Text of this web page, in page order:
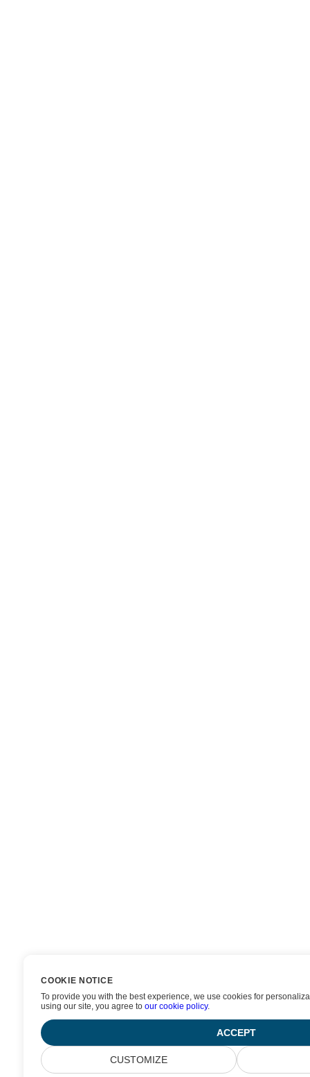
COOKIE NOTICE
To provide you with the best experience, we use cookies for
using our site, you agree toour cookie policy.
ACCEPT
CUSTOMIZE